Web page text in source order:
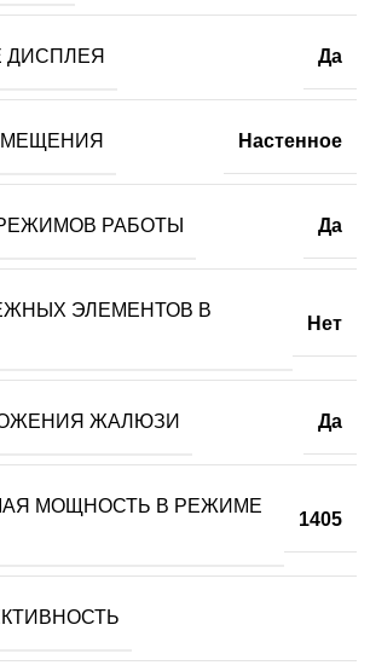
ДИСПЛЕЯ Да
Настенное
РАБОТЫ Да
ЭЛЕМЕНТОВ В
Нет
ЖАЛЮЗИ Да
МОЩНОСТЬ В РЕЖИМЕ
1405